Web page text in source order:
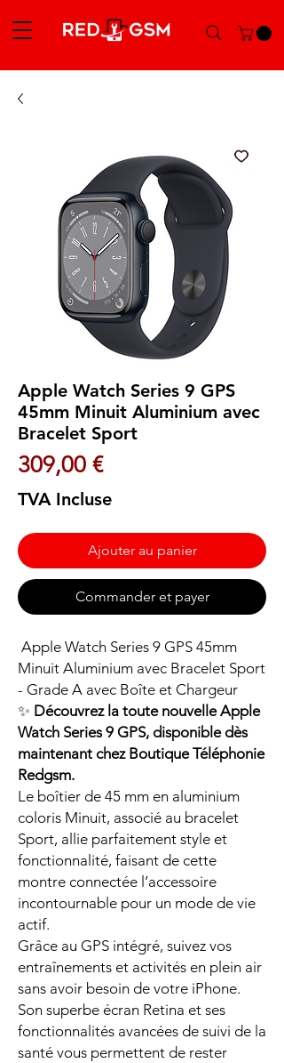
Apple Watch Series 9 GPS
45mm Minuit Aluminium avec
Bracelet Sport
309,00 €Prix
TVA Incluse
Ajouter au panier
Commander et payer
Apple Watch Series 9 GPS 45mm
Minuit Aluminium avec Bracelet Sport
- Grade A avec Boîte et Chargeur
✨ Découvrez la toute nouvelle Apple
Watch Series 9 GPS, disponible dès
maintenant chez Boutique Téléphonie
Redgsm.
Le boîtier de 45 mm en aluminium
coloris Minuit, associé au bracelet
Sport, allie parfaitement style et
fonctionnalité, faisant de cette
montre connectée l’accessoire
incontournable pour un mode de vie
actif.
Grâce au GPS intégré, suivez vos
entraînements et activités en plein air
sans avoir besoin de votre iPhone.
Son superbe écran Retina et ses
fonctionnalités avancées de suivi de la
santé vous permettent de rester